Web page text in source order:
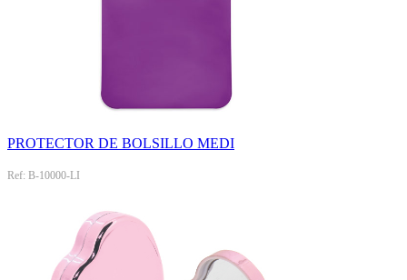
PROTECTOR DE BOLSILLO MEDI
Ref: B-10000-LI